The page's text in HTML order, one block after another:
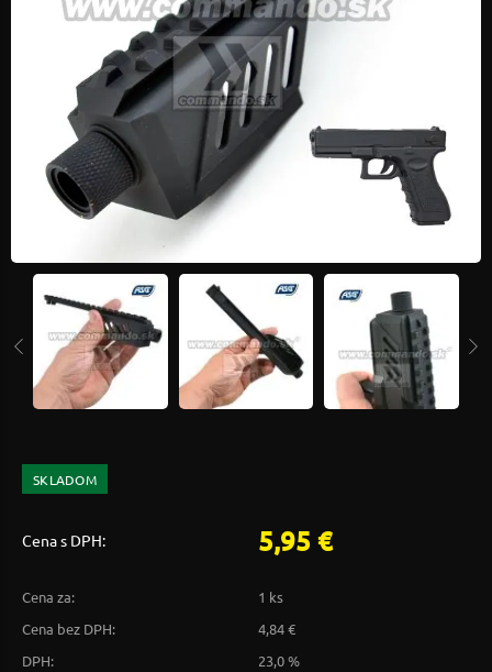
SKLADOM
Cena s DPH: 5,95 €
Cena za:
1 ks
Cena bez DPH:
4,84 €
DPH:
23,0 %